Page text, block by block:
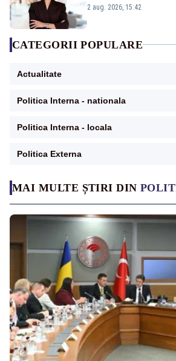
MAI MULTE ȘTIRI DIN
emisiunii „Miza Zilei”
2 aug. 2026, 15:42
CATEGORII POPULARE
Actualitate
Politica Interna - nationala
Politica Interna - locala
Politica Externa